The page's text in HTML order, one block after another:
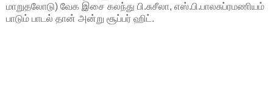
மாறுதலோடு) வேக இசை கலந்து பி.சுசீலா, எஸ்.பி.பாலசுப்ரமணியம்
பாடும் பாடல் தான் அன்று சூப்பர் ஹிட்.